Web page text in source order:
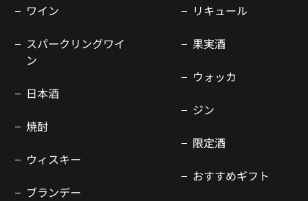
ワイン
スパークリングワイ
ン
日本酒
焼酎
ウィスキー
ブランデー
リキュール
果実酒
ウォッカ
ジン
限定酒
おすすめギフト